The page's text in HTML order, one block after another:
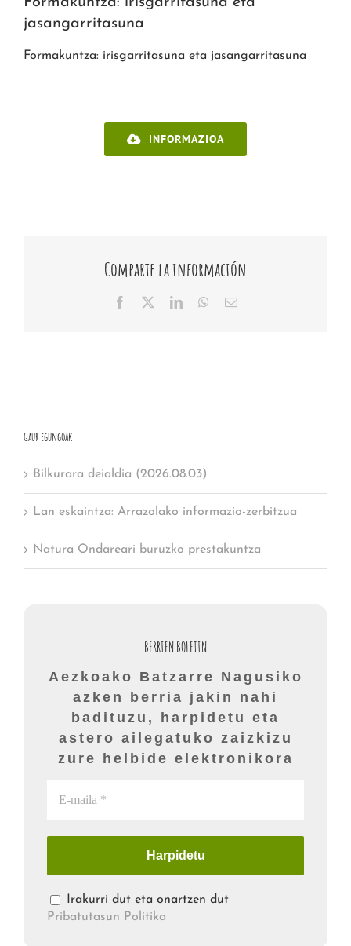
jasangarritasuna
Formakuntza: irisgarritasuna eta jasangarritasuna
INFORMAZIOA
Comparte la información
Facebook LinkedInWhatsApp
E-
Gaur egungoak
Bilkurara deialdia (2026.08.03)
Lan eskaintza: Arrazolako informazio-zerbitzua
Natura Ondareari buruzko prestakuntza
BERRIEN BOLETIN
Aezkoako Batzarre Nagusiko
azken berria jakin nahi
badituzu, harpidetu eta
astero ailegatuko zaizkizu
zure helbide elektronikora
Irakurri dut eta onartzen dut
Pribatutasun Politika